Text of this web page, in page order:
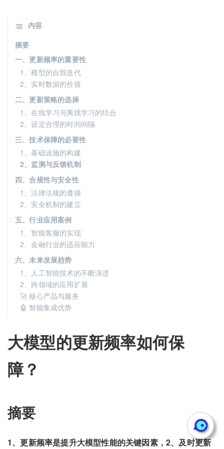
大模型的更新频率如何保
障？
摘要
1、更新频率是提升大模型性能的关键因素，2、及时更新
内容
摘要
一、更新频率的重要性
1、模型的自我迭代
2、实时数据的价值
二、更新策略的选择
1、在线学习与离线学习的结合
2、设定合理的时间间隔
三、技术保障的必要性
1、基础设施的构建
2、监测与反馈机制
四、合规性与安全性
1、法律法规的遵循
2、安全机制的建立
五、行业应用案例
1、智能客服的实现
2、金融行业的适应能力
六、未来发展趋势
1、人工智能技术的不断演进
2、跨领域的应用扩展
🚀 核心产品与服务
🤖 智能集成优势